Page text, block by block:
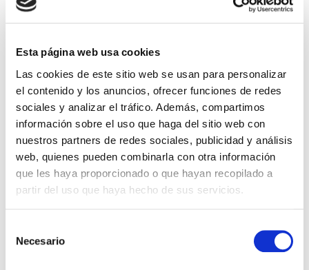
Esta página web usa cookies
Las cookies de este sitio web se usan para personalizar
el contenido y los anuncios, ofrecer funciones de redes
sociales y analizar el tráfico. Además, compartimos
información sobre el uso que haga del sitio web con
nuestros partners de redes sociales, publicidad y análisis
web, quienes pueden combinarla con otra información
que les haya proporcionado o que hayan recopilado a
partir del uso que haya hecho de sus servicios.
Necesario
Lossistemas de calefacción y refrigeración radiante
temperaturas de impulsión moderadas debido a la
elevada superficie de emisión por la que el calor o el
frío se transmite. En dichos sistemas se hace circular
un fluido caloportador por una red de tubería que va
embebido en las superficies de las estancias (suelo,
pared o techo).
CEISLAB está reconocido por AENOR como laboratorio
suelo radiante.